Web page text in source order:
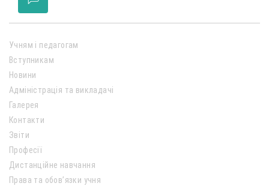
Учням і педагогам
Вступникам
Новини
Адміністрація та викладачі
Галерея
Контакти
Звіти
Професії
Дистанційне навчання
Права та обов’язки учня